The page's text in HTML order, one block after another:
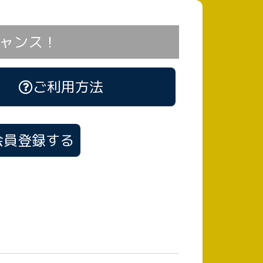
ンス！
ご利用方法
登録する